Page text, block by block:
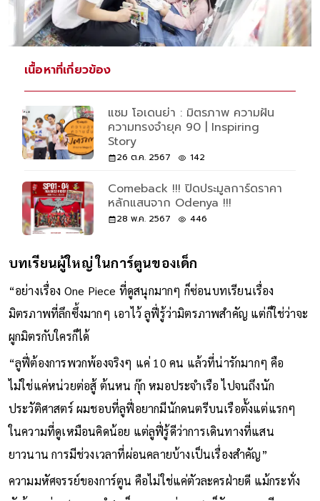
เนื้อหาที่เกี่ยวข้อง
แซม โอเดนย่า : มิตรภาพ ความฝัน
ความทรงจำยุค 90 | Inspiring
Story
26 ต.ค. 2567 142
Comeback !!! ปิดประมูลการ์ดราคา
หลักแสนจาก Odenya !!!
28 พ.ค. 2567 446
บทเรียนผู้ใหญ่ ในการ์ตูนของเด็ก
“อย่างเรื่อง One Piece ที่ดูสนุกมากๆ ก็ซ่อนบทเรียนเรื่อง
มิตรภาพที่ลึกซึ้งมากๆ เอาไว้ ลูฟี่รู้ว่ามิตรภาพสำคัญ แต่ก็ใช่ว่าจะ
ผูกมิตรกับใครก็ได้
“ลูฟี่ต้องการพวกพ้องจริงๆ แค่ 10 คน แล้วที่น่ารักมากๆ คือ
ไม่ใช่แค่หน่วยต่อสู้ ต้นหน กุ๊ก หมอประจำเรือ ไปจนถึงนัก
ประวัติศาสตร์ ผมชอบที่ลูฟี่อยากมีนักดนตรีบนเรือตั้งแต่แรกๆ
ในความที่ดูเหมือนคิดน้อย แต่ลูฟี่รู้ดีว่าการเดินทางที่แสน
ยาวนาน การมีช่วงเวลาที่ผ่อนคลายบ้างเป็นเรื่องสำคัญ”
ความมหัศจรรย์ของการ์ตูน คือไม่ใช่แค่ตัวละครฝ่ายดี แม้กระทั่ง